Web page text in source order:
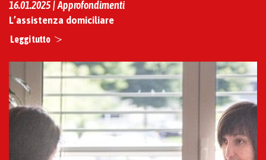
16.01.2025 | Approfondimenti
L’assistenza domiciliare
Leggi tutto